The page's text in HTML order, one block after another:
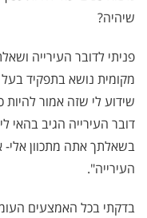
שיהיה?
פניתי לדובר העירייה
מקומית נושא בתפקיד
שידוע לי שזה אמור
דובר העירייה הגיב בהאי
בשאלתך אתה מתכוון אלי-
העירייה".
בדקתי בכל האמצעים